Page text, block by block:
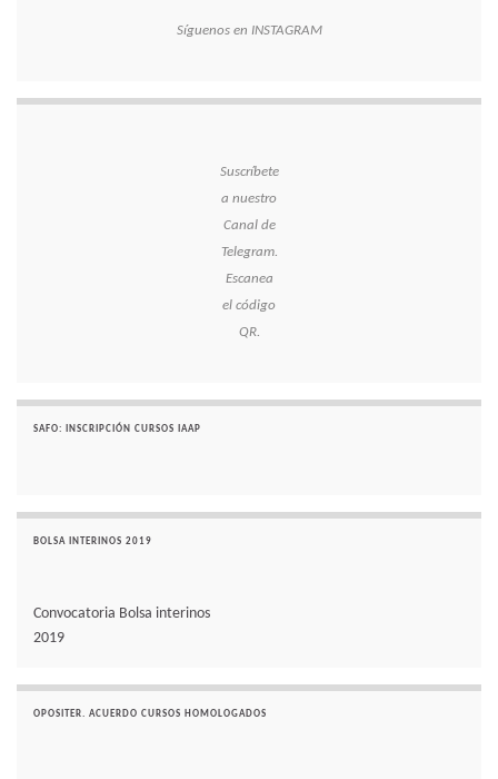
Síguenos en INSTAGRAM
Suscríbete
a nuestro
Canal de
Telegram.
Escanea
el código
QR.
SAFO: INSCRIPCIÓN CURSOS IAAP
BOLSA INTERINOS 2019
Convocatoria Bolsa interinos
2019
OPOSITER. ACUERDO CURSOS HOMOLOGADOS